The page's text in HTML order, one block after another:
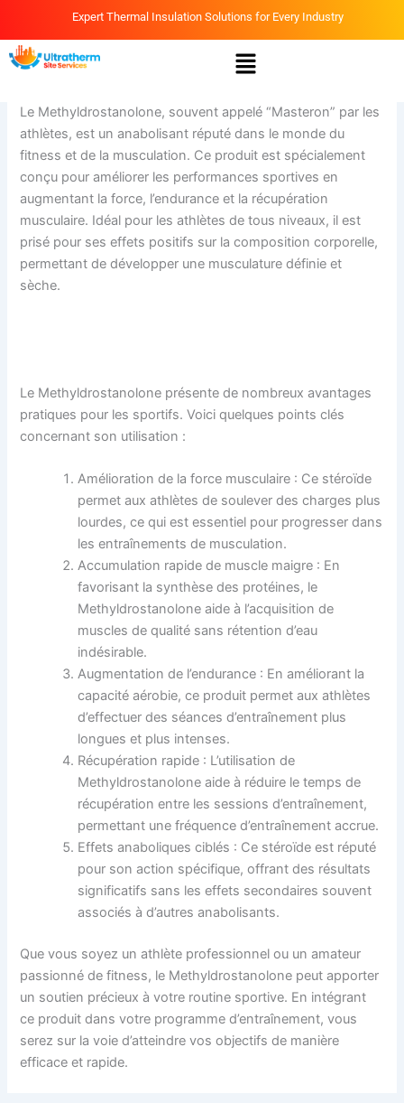
content
Expert Thermal Insulation Solutions for Every Industry
Menu
Le Methyldrostanolone, souvent appelé “Masteron” par les
athlètes, est un anabolisant réputé dans le monde du
fitness et de la musculation. Ce produit est spécialement
conçu pour améliorer les performances sportives en
augmentant la force, l’endurance et la récupération
musculaire. Idéal pour les athlètes de tous niveaux, il est
prisé pour ses effets positifs sur la composition corporelle,
permettant de développer une musculature définie et
sèche.
Le Methyldrostanolone présente de nombreux avantages
pratiques pour les sportifs. Voici quelques points clés
concernant son utilisation :
Amélioration de la force musculaire : Ce stéroïde
permet aux athlètes de soulever des charges plus
lourdes, ce qui est essentiel pour progresser dans
les entraînements de musculation.
Accumulation rapide de muscle maigre : En
favorisant la synthèse des protéines, le
Methyldrostanolone aide à l’acquisition de
muscles de qualité sans rétention d’eau
indésirable.
Augmentation de l’endurance : En améliorant la
capacité aérobie, ce produit permet aux athlètes
d’effectuer des séances d’entraînement plus
longues et plus intenses.
Récupération rapide : L’utilisation de
Methyldrostanolone aide à réduire le temps de
récupération entre les sessions d’entraînement,
permettant une fréquence d’entraînement accrue.
Effets anaboliques ciblés : Ce stéroïde est réputé
pour son action spécifique, offrant des résultats
significatifs sans les effets secondaires souvent
associés à d’autres anabolisants.
Que vous soyez un athlète professionnel ou un amateur
passionné de fitness, le Methyldrostanolone peut apporter
un soutien précieux à votre routine sportive. En intégrant
ce produit dans votre programme d’entraînement, vous
serez sur la voie d’atteindre vos objectifs de manière
efficace et rapide.